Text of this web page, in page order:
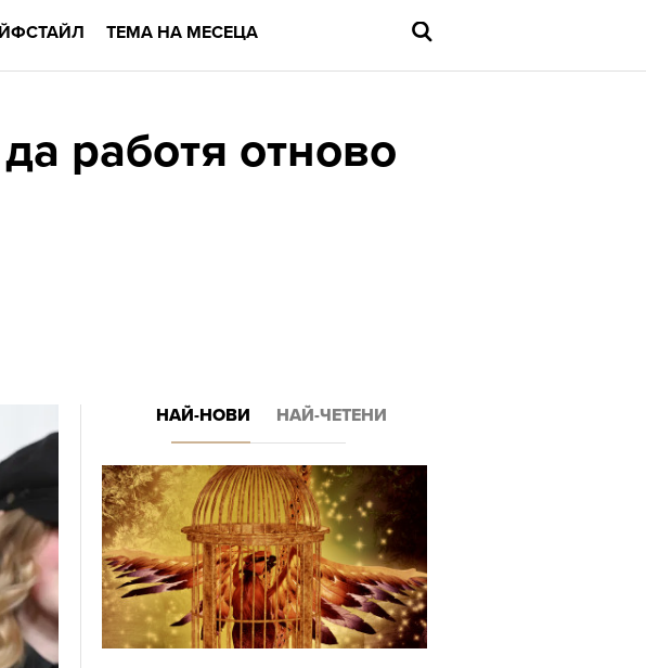
ТЕМА НА МЕСЕЦА
работя отново
НАЙ-НОВИ НАЙ-ЧЕТЕНИ